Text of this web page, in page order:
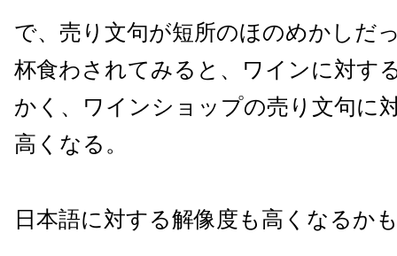
で、売り文句が短所のほのめかしだ
杯食わされてみると、ワインに対す
かく、ワインショップの売り文句に
高くなる。
日本語に対する解像度も高くなるか